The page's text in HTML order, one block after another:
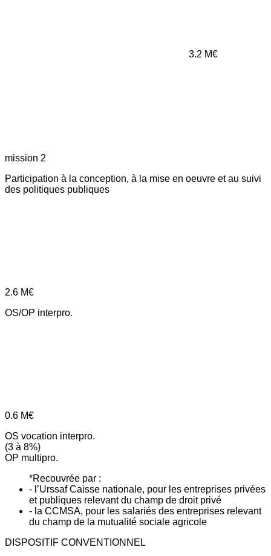
3.2 M€
mission 2
Participation à la conception, à la mise en oeuvre et au suivi
des politiques publiques
2.6 M€
OS/OP interpro.
0.6 M€
OS vocation interpro.
(3 à 8%)
OP multipro.
*Recouvrée par :
- l’Urssaf Caisse nationale, pour les entreprises privées
et publiques relevant du champ de droit privé
- la CCMSA, pour les salariés des entreprises relevant
du champ de la mutualité sociale agricole
DISPOSITIF CONVENTIONNEL